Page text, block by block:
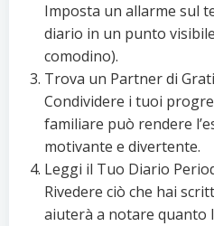
Imposta un allarme sul
diario in un punto
comodino).
Trova un Partner di
Condividere i tuoi
familiare può rendere
motivante e divertente.
Leggi il Tuo Diario
Rivedere ciò che hai
aiuterà a notare quanto